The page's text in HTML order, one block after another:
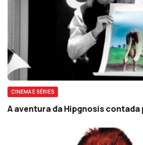
CINEMA E SÉRIES
A aventura da Hipgnosis